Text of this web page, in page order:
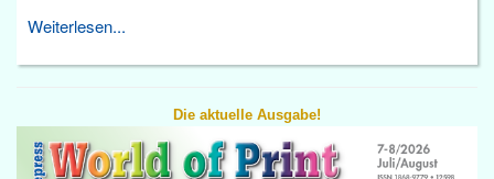
Weiterlesen...
Die aktuelle Ausgabe!